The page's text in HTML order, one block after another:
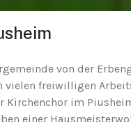
von der
vielen freiwilligen
Kirchenchor im
einer